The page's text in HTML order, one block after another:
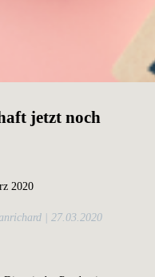
jetzt noch
2020
| 27.03.2020